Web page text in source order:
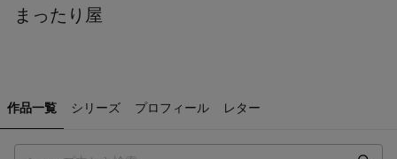
まったり屋
作品一覧 シリーズ プロフィール レター